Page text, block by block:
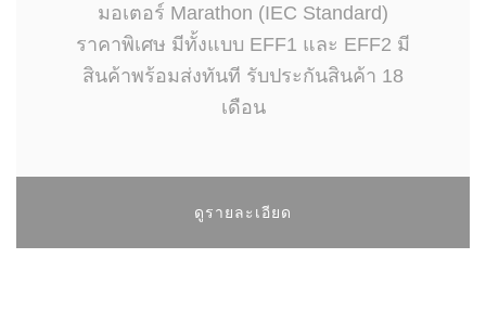
มอเตอร์ Marathon (IEC Standard)
ราคาพิเศษ มีทั้งแบบ EFF1 และ EFF2 มี
สินค้าพร้อมส่งทันที รับประกันสินค้า 18
เดือน
ดูรายละเอียด